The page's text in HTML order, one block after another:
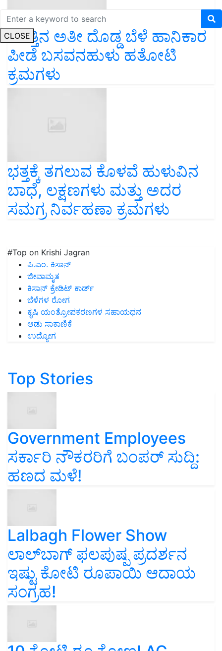
CLOSE
ಜಗತ್ತಿನ ಅತೀ ದೊಡ್ಡ ಬೆಳೆ ಹಾನಿಕಾರ
ಪೀಡೆ ಬಸವನಹುಳು ಹತೋಟಿ
ಕ್ರಮಗಳು
ಭತ್ತಕ್ಕೆ ತಗಲುವ ಕೊಳವೆ ಹುಳುವಿನ
ಬಾಧೆ, ಲಕ್ಷಣಗಳು ಮತ್ತು ಅದರ
ಸಮಗ್ರ ನಿರ್ವಹಣಾ ಕ್ರಮಗಳು
#Top on Krishi Jagran
ಪಿ.ಎಂ. ಕಿಸಾನ್
ಜೀವಾಮೃತ
ಕಿಸಾನ್ ಕ್ರೇಡಿಟ್ ಕಾರ್ಡ್
ಬೆಳೆಗಳ ರೋಗ
ಕೃಷಿ ಯಂತ್ರೋಪಕರಣಗಳ ಸಹಾಯಧನ
ಆಡು ಸಾಕಾಣಿಕೆ
ಉದ್ಯೋಗ
Top Stories
Government Employees
ಸರ್ಕಾರಿ ನೌಕರರಿಗೆ ಬಂಪರ್‌ ಸುದ್ದಿ:
ಹಣದ ಮಳೆ!
Lalbagh Flower Show
ಲಾಲ್‌ಬಾಗ್ ಫಲಪುಷ್ಪ ಪ್ರದರ್ಶನ
ಇಷ್ಟು ಕೋಟಿ ರೂಪಾಯಿ ಆದಾಯ
ಸಂಗ್ರಹ!